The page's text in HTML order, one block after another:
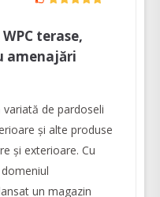
terase,
amenajări
de pardoseli
și alte produse
și exterioare. Cu
un magazin